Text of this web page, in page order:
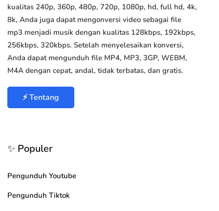
kualitas 240p, 360p, 480p, 720p, 1080p, hd, full hd, 4k,
8k, Anda juga dapat mengonversi video sebagai file
mp3 menjadi musik dengan kualitas 128kbps, 192kbps,
256kbps, 320kbps. Setelah menyelesaikan konversi,
Anda dapat mengunduh file MP4, MP3, 3GP, WEBM,
M4A dengan cepat, andal, tidak terbatas, dan gratis.
⚡ Tentang
✨ Populer
Pengunduh Youtube
Pengunduh Tiktok